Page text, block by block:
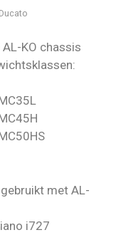
KO chassis
met AL-
i727